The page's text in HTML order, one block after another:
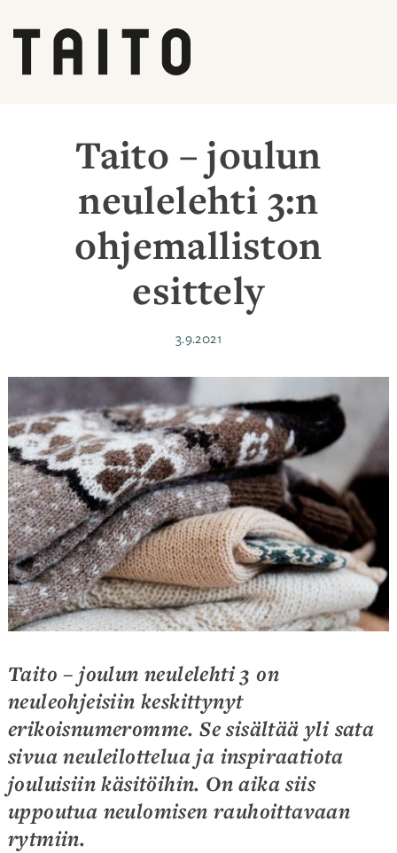
Taito – joulun
neulelehti 3:n
ohjemalliston
esittely
Julkaistu
3.9.2021
Taito – joulun neulelehti 3 on
neuleohjeisiin keskittynyt
erikoisnumeromme. Se sisältää yli sata
sivua neuleilottelua ja inspiraatiota
jouluisiin käsitöihin. On aika siis
uppoutua neulomisen rauhoittavaan
rytmiin.